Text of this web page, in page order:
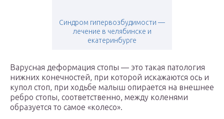
Cиндром гипервозбудимости —
лечение в челябинске и
екатеринбурге
Варусная деформация стопы — это такая патология
нижних конечностей, при которой искажаются ось и
купол стоп, при ходьбе малыш опирается на внешнее
ребро стопы, соответственно, между коленями
образуется то самое «колесо».